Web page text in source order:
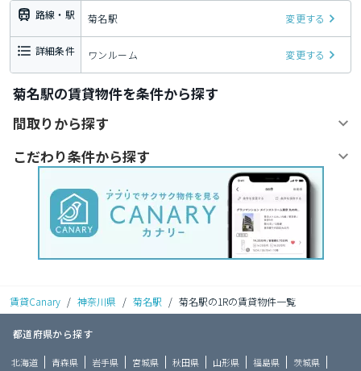
路線・駅 菊名駅 変更する
詳細条件 ワンルーム 変更する
菊名駅の賃貸物件を条件から探す
間取りから探す
こだわり条件から探す
賃貸Canary / 神奈川県 / 菊名駅 / 菊名駅の1Rの賃貸物件一覧
都道府県から探す
北海道 青森県 岩手県 宮城県 秋田県 山形県 福島県 茨城県